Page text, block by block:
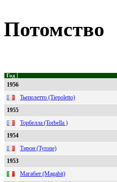
Потомство
Год
1956
Тьеполетто (Tiepoletto)
1955
Торбелла (Torbella )
1954
Тирон (Tyrone)
1953
Магабит (Magabit)